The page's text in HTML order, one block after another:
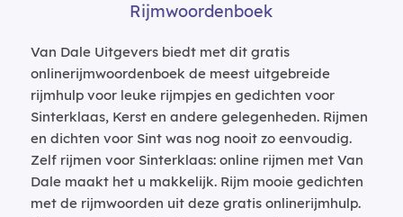
Rijmwoordenboek
Van Dale Uitgevers biedt met dit gratis
onlinerijmwoordenboek de meest uitgebreide
rijmhulp voor leuke rijmpjes en gedichten voor
Sinterklaas, Kerst en andere gelegenheden. Rijmen
en dichten voor Sint was nog nooit zo eenvoudig.
Zelf rijmen voor Sinterklaas: online rijmen met Van
Dale maakt het u makkelijk. Rijm mooie gedichten
met de rijmwoorden uit deze gratis onlinerijmhulp.